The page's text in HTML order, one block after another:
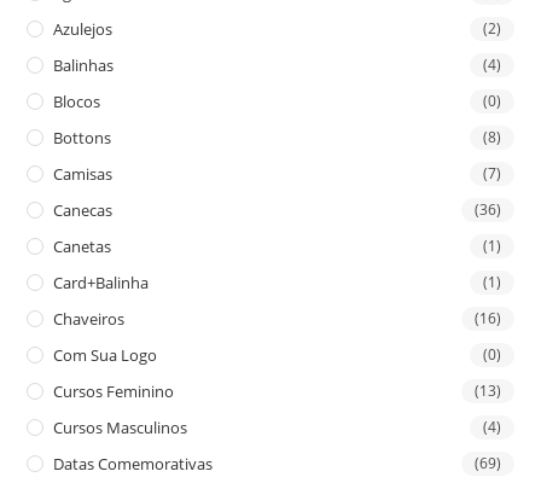
Azulejos (2)
Balinhas (4)
Blocos (0)
Bottons (8)
Camisas (7)
Canecas (36)
Canetas (1)
Card+Balinha (1)
Chaveiros (16)
Com Sua Logo (0)
Cursos Feminino (13)
Cursos Masculinos (4)
Datas Comemorativas (69)